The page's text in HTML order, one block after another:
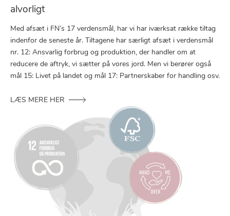
alvorligt
Med afsæt i FN’s 17 verdensmål, har vi har iværksat række tiltag
indenfor de seneste år. Tiltagene har særligt afsæt i verdensmål
nr. 12: Ansvarlig forbrug og produktion, der handler om at
reducere de aftryk, vi sætter på vores jord. Men vi berører også
mål 15: Livet på landet og mål 17: Partnerskaber for handling osv.
LÆS MERE HER